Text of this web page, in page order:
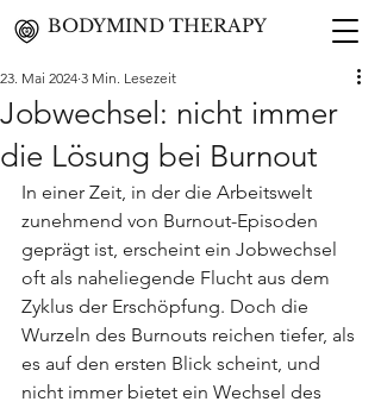
BODYMIND THERAPY
Jobwechsel: nicht immer
die Lösung bei Burnout
23. Mai 2024 3 Min. Lesezeit
In einer Zeit, in der die Arbeitswelt
zunehmend von Burnout-Episoden
geprägt ist, erscheint ein Jobwechsel
oft als naheliegende Flucht aus dem
Zyklus der Erschöpfung. Doch die
Wurzeln des Burnouts reichen tiefer, als
es auf den ersten Blick scheint, und
nicht immer bietet ein Wechsel des